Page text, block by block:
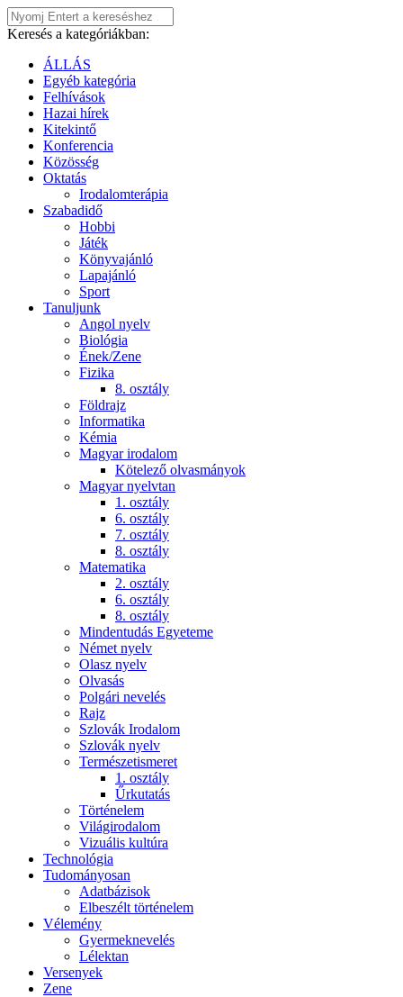
Keresés a kategóriákban:
ÁLLÁS
Egyéb kategória
Felhívások
Hazai hírek
Kitekintő
Konferencia
Közösség
Oktatás
Irodalomterápia
Szabadidő
Hobbi
Játék
Könyvajánló
Lapajánló
Sport
Tanuljunk
Angol nyelv
Biológia
Ének/Zene
Fizika
8. osztály
Földrajz
Informatika
Kémia
Magyar irodalom
Kötelező olvasmányok
Magyar nyelvtan
1. osztály
6. osztály
7. osztály
8. osztály
Matematika
2. osztály
6. osztály
8. osztály
Mindentudás Egyeteme
Német nyelv
Olasz nyelv
Olvasás
Polgári nevelés
Rajz
Szlovák Irodalom
Szlovák nyelv
Természetismeret
1. osztály
Űrkutatás
Történelem
Világirodalom
Vizuális kultúra
Technológia
Tudományosan
Adatbázisok
Elbeszélt történelem
Vélemény
Gyermeknevelés
Lélektan
Versenyek
Zene